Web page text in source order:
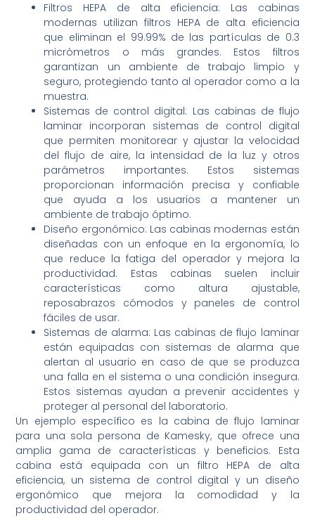
Filtros HEPA de alta eficiencia: Las cabinas
modernas utilizan filtros HEPA de alta eficiencia
que eliminan el 99.99% de las partículas de 0.3
micrómetros o más grandes. Estos filtros
garantizan un ambiente de trabajo limpio y
seguro, protegiendo tanto al operador como a la
muestra.
Sistemas de control digital: Las cabinas de flujo
laminar incorporan sistemas de control digital
que permiten monitorear y ajustar la velocidad
del flujo de aire, la intensidad de la luz y otros
parámetros importantes. Estos sistemas
proporcionan información precisa y confiable
que ayuda a los usuarios a mantener un
ambiente de trabajo óptimo.
Diseño ergonómico: Las cabinas modernas están
diseñadas con un enfoque en la ergonomía, lo
que reduce la fatiga del operador y mejora la
productividad. Estas cabinas suelen incluir
características como altura ajustable,
reposabrazos cómodos y paneles de control
fáciles de usar.
Sistemas de alarma: Las cabinas de flujo laminar
están equipadas con sistemas de alarma que
alertan al usuario en caso de que se produzca
una falla en el sistema o una condición insegura.
Estos sistemas ayudan a prevenir accidentes y
proteger al personal del laboratorio.
Un ejemplo específico es la cabina de flujo laminar
para una sola persona de Kamesky, que ofrece una
amplia gama de características y beneficios. Esta
cabina está equipada con un filtro HEPA de alta
eficiencia, un sistema de control digital y un diseño
ergonómico que mejora la comodidad y la
productividad del operador.